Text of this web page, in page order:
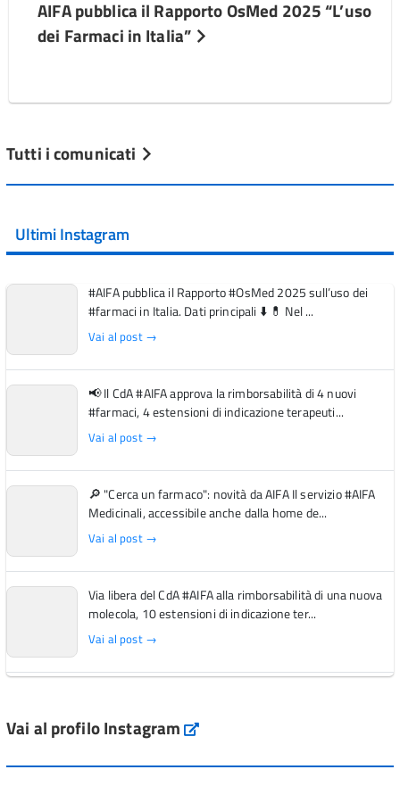
AIFA pubblica il Rapporto OsMed 2025 “L’uso
dei Farmaci in Italia”
Tutti i comunicati
Ultimi Instagram
#AIFA pubblica il Rapporto #OsMed 2025 sull’uso dei
#farmaci in Italia. Dati principali ⬇️ 💊 Nel ...
Vai al post →
📢 Il CdA #AIFA approva la rimborsabilità di 4 nuovi
#farmaci, 4 estensioni di indicazione terapeuti...
Vai al post →
🔎 "Cerca un farmaco": novità da AIFA Il servizio #AIFA
Medicinali, accessibile anche dalla home de...
Vai al post →
Via libera del CdA #AIFA alla rimborsabilità di una nuova
molecola, 10 estensioni di indicazione ter...
Vai al post →
Vai al post →
Vai al profilo Instagram Instagram